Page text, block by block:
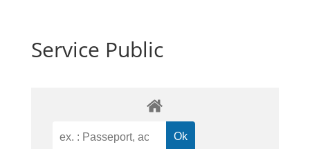
Service Public